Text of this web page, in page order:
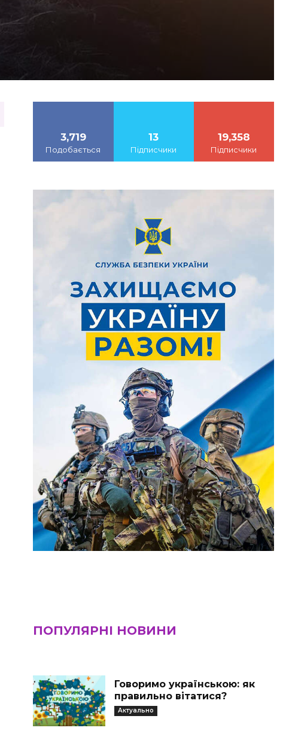
3,719
Подобається
13
Підписчики
19,358
Підписчики
ПОПУЛЯРНІ НОВИНИ
Говоримо українською: як
правильно вітатися?
Актуально